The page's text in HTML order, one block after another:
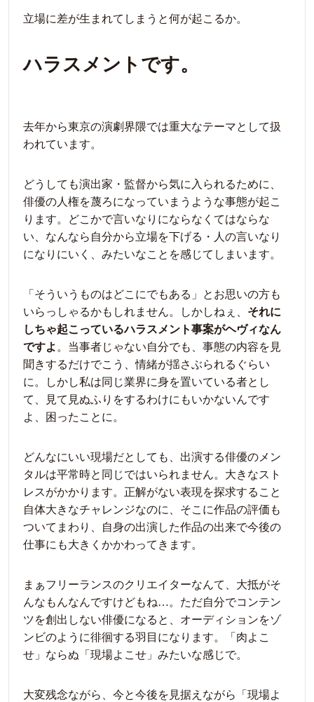
立場に差が生まれてしまうと何が起こるか。
ハラスメントです。
去年から東京の演劇界隈では重大なテーマとして扱
われています。
どうしても演出家・監督から気に入られるために、
俳優の人権を蔑ろになっていまうような事態が起こ
ります。どこかで言いなりにならなくてはならな
い、なんなら自分から立場を下げる・人の言いなり
になりにいく、みたいなことを感じてしまいます。
「そういうものはどこにでもある」とお思いの方も
いらっしゃるかもしれません。しかしねぇ、 それに
しちゃ起こっているハラスメント事案がヘヴィなん
ですよ 。当事者じゃない自分でも、事態の内容を見
聞きするだけでこう、情緒が揺さぶられるぐらい
に。しかし私は同じ業界に身を置いている者とし
て、見て見ぬふりをするわけにもいかないんです
よ、困ったことに。
どんなにいい現場だとしても、出演する俳優のメン
タルは平常時と同じではいられません。大きなスト
レスがかかります。正解がない表現を探求すること
自体大きなチャレンジなのに、そこに作品の評価も
ついてまわり、自身の出演した作品の出来で今後の
仕事にも大きくかかわってきます。
まぁフリーランスのクリエイターなんて、大抵がそ
んなもんなんですけどもね…。ただ自分でコンテン
ツを創出しない俳優になると、オーディションをゾ
ンビのように徘徊する羽目になります。「肉よこ
せ」ならぬ「現場よこせ」みたいな感じで。
大変残念ながら、今と今後を見据えながら「現場よ